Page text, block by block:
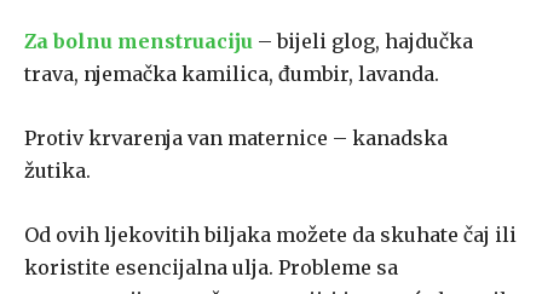
Za bolnu menstruaciju – bijeli glog, hajdučka
trava, njemačka kamilica, đumbir, lavanda.
Protiv krvarenja van maternice – kanadska
žutika.
Od ovih ljekovitih biljaka možete da skuhate čaj ili
koristite esencijalna ulja. Probleme sa